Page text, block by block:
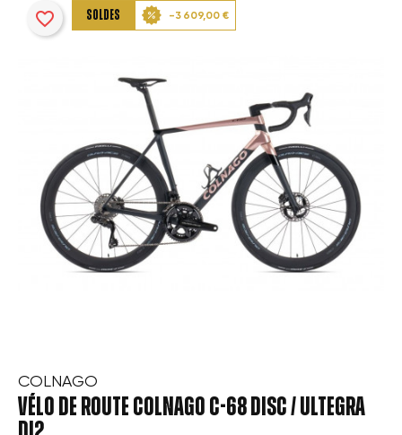
COLNAGO
VÉLO DE ROUTE COLNAGO C-68 DISC / ULTEGRA
SOLDES -3 609,00 €
favorite_border